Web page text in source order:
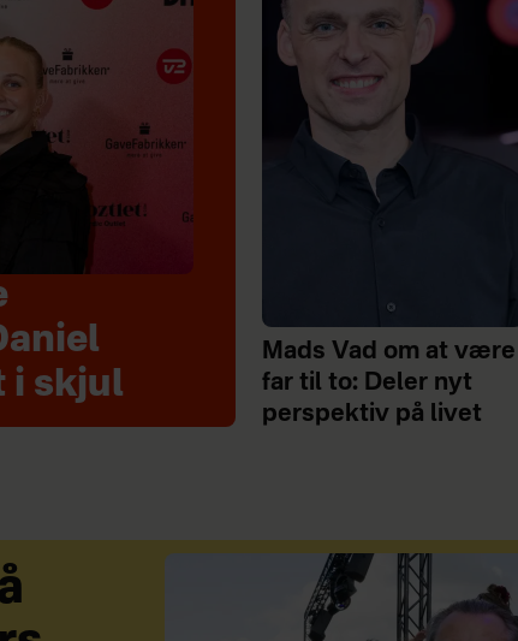
i skjul
Mads Vad om at være
far til to: Deler nyt
perspektiv på livet